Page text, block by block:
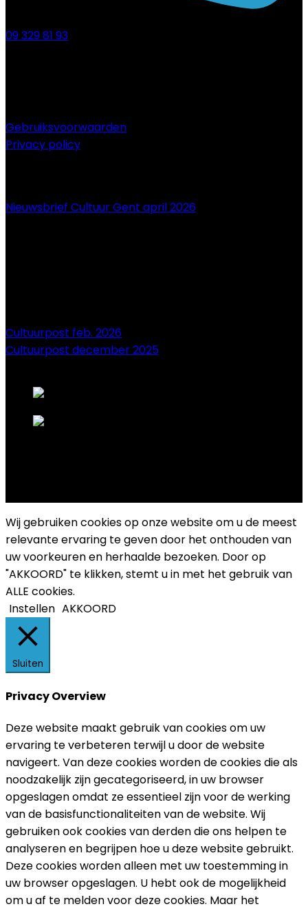
09 329 81 93
Gebruiksvoorwaarden
Privacy policy
Nieuwsbrief Cultuur Gent april 2026
Cultuurpost feb. 2026
Cultuurpost december 2025
Wij gebruiken cookies op onze website om u de meest
relevante ervaring te geven door het onthouden van
uw voorkeuren en herhaalde bezoeken. Door op
"AKKOORD" te klikken, stemt u in met het gebruik van
ALLE cookies.
Instellen AKKOORD
Sluiten
Privacy Overview
Deze website maakt gebruik van cookies om uw
ervaring te verbeteren terwijl u door de website
navigeert. Van deze cookies worden de cookies die als
noodzakelijk zijn gecategoriseerd, in uw browser
opgeslagen omdat ze essentieel zijn voor de werking
van de basisfunctionaliteiten van de website. Wij
gebruiken ook cookies van derden die ons helpen te
analyseren en begrijpen hoe u deze website gebruikt.
Deze cookies worden alleen met uw toestemming in
uw browser opgeslagen. U hebt ook de mogelijkheid
om u af te melden voor deze cookies. Maar het